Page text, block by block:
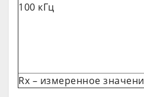
100 кГц
Rх – измеренное